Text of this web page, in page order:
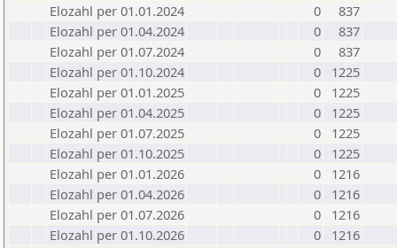
Elozahl per 01.01.2024
0
837
Elozahl per 01.04.2024
0
837
Elozahl per 01.07.2024
0
837
Elozahl per 01.10.2024
0
1225
Elozahl per 01.01.2025
0
1225
Elozahl per 01.04.2025
0
1225
Elozahl per 01.07.2025
0
1225
Elozahl per 01.10.2025
0
1225
Elozahl per 01.01.2026
0
1216
Elozahl per 01.04.2026
0
1216
Elozahl per 01.07.2026
0
1216
Elozahl per 01.10.2026
0 1216